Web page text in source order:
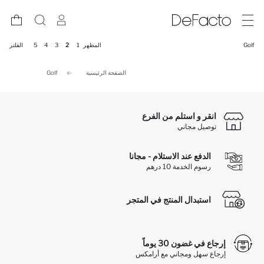
Golf المظهر 1
2
3
4
5 الفلتر
الصفحة الرئيسية Golf
انقر و استلم من الفرع
توصيل مجاني
الدفع عند الاستلام - مجانا
رسوم الخدمة 10 درهم
استبدال المنتج في المتجر
إرجاع في غضون 30 يوماً
إرجاع سهل ومجاني مع أرامكس